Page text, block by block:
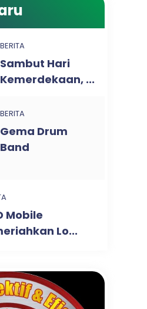
BERITA
Sambut Hari
Kemerdekaan, ...
BERITA
Gema Drum
Band
Mobile
Lo...